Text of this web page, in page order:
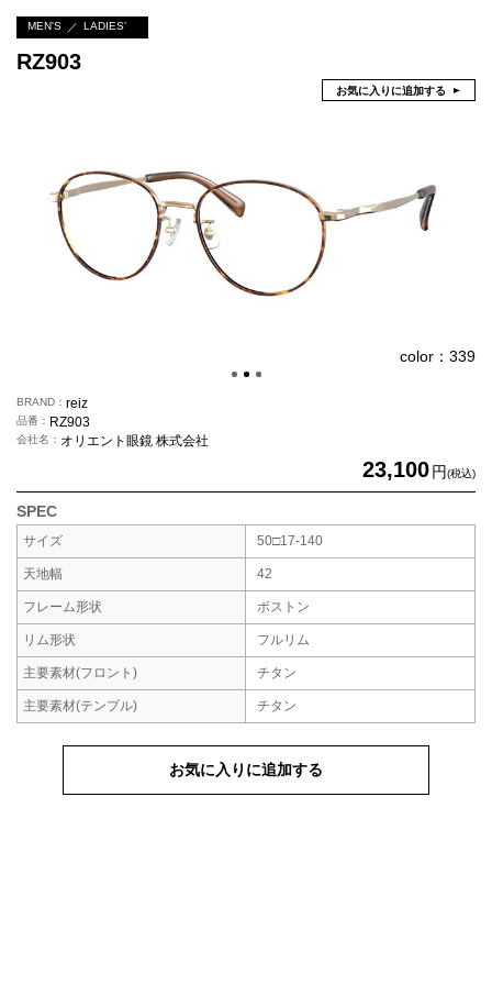
MEN'S LADIES’
RZ903
お気に入りに追加する
color：339
BRAND reiz
品番 RZ903
会社名 オリエント眼鏡 株式会社
23,100円(税込)
SPEC
サイズ 50□17-140
天地幅 42
フレーム形状 ボストン
リム形状 フルリム
主要素材(フロント) チタン
主要素材(テンプル) チタン
お気に入りに追加する